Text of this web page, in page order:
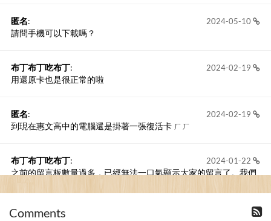
2024-05-10
匿名:
請問手機可以下載嗎？
2024-02-19
布丁布丁吃布丁:
用還原卡也是很正常的啦
2024-02-19
匿名:
到現在惠文高中的電腦還是掛著一張復活卡 ㄏㄏ
2024-01-22
布丁布丁吃布丁:
之前的留言板數量過多，已經無法一口氣顯示大家的留言了。我們
Comments